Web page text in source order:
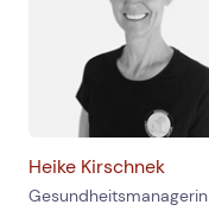
Heike Kirschnek
Gesundheitsmanagerin